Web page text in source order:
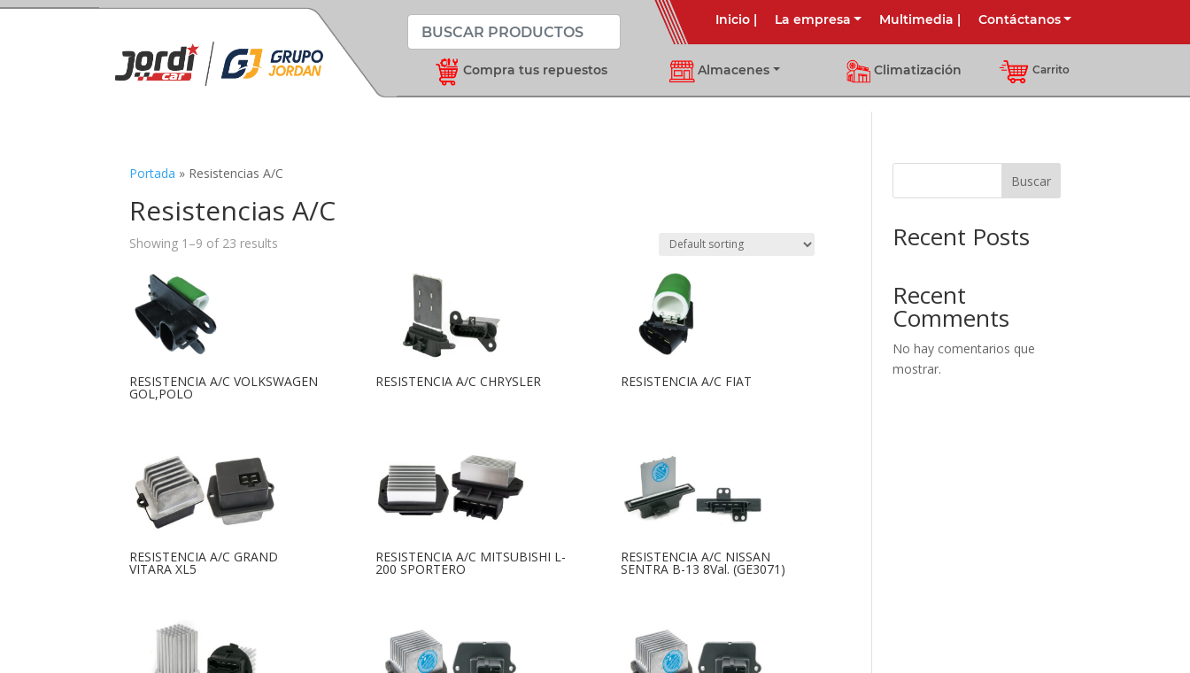
Inicio| La empresa Multimedia | Contáctanos
Compra tus repuestos Almacenes Climatización Carrito
Portada » Resistencias A/C
Resistencias A/C
Showing 1–9 of 23 results
RESISTENCIA A/C VOLKSWAGEN
GOL,POLO
RESISTENCIA A/C CHRYSLER RESISTENCIA A/C FIAT
RESISTENCIA A/C GRAND
VITARA XL5
RESISTENCIA A/C MITSUBISHI L-
200 SPORTERO
RESISTENCIA A/C NISSAN
SENTRA B-13 8Val. (GE3071)
Buscar
Recent Posts
Recent
Comments
No hay comentarios que
mostrar.